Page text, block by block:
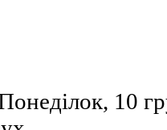
10